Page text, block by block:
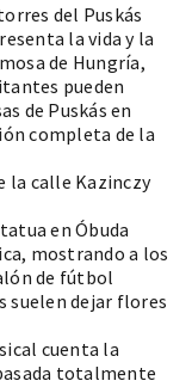
del Puskás
la vida y la
de Hungría,
pueden
de Puskás en
completa de la
la calle Kazinczy
en Óbuda
mostrando a los
de fútbol
suelen dejar flores
cuenta la
totalmente